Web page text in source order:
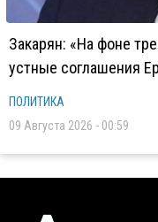
Закарян: «На фоне
устные соглашения
ПОЛИТИКА
09 Августа 2026 - 00:59